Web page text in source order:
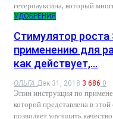
гетероауксина, который
УДОБРЕНИЯ
Стимулятор роста
применению для
как действует,…
ОЛЬГА Дек 31, 2018 3 686 0
Эпин инструкция по
которой представлена в
позволяет улучшить